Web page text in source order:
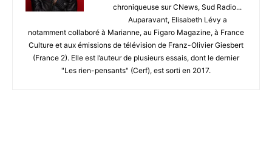
chroniqueuse sur CNews, Sud Radio...
Auparavant, Elisabeth Lévy a
notamment collaboré à Marianne, au Figaro Magazine, à France
Culture et aux émissions de télévision de Franz-Olivier Giesbert
(France 2). Elle est l’auteur de plusieurs essais, dont le dernier
"Les rien-pensants" (Cerf), est sorti en 2017.